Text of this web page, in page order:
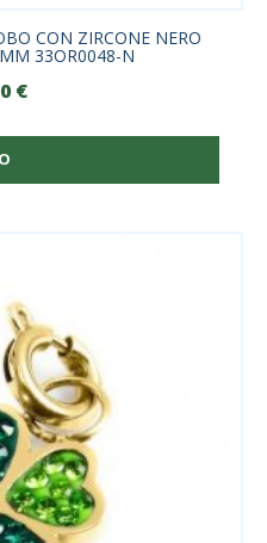
CON ZIRCONE NERO
33OR0048-N
€